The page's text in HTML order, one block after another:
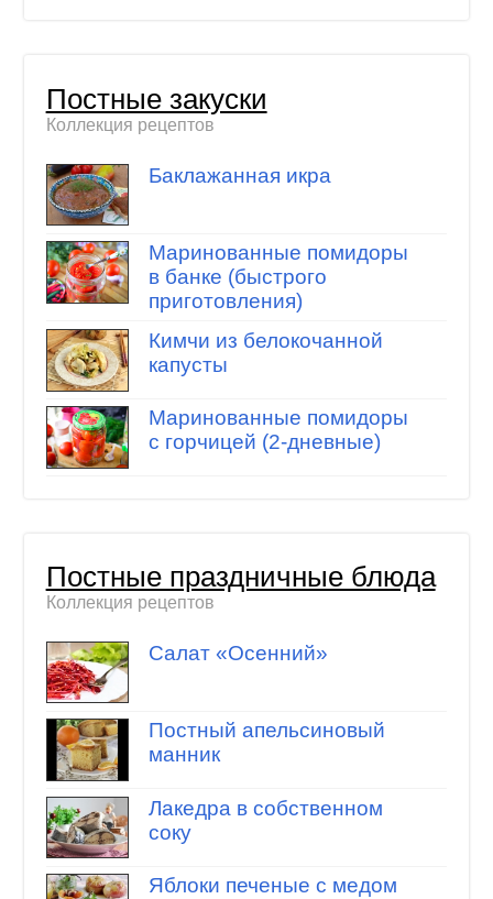
Постные закуски
Коллекция рецептов
Баклажанная икра
Маринованные помидоры
в банке (быстрого
приготовления)
Кимчи из белокочанной
капусты
Маринованные помидоры
с горчицей (2-дневные)
Постные праздничные блюда
Коллекция рецептов
Салат «Осенний»
Постный апельсиновый
манник
Лакедра в собственном
соку
Яблоки печеные с медом